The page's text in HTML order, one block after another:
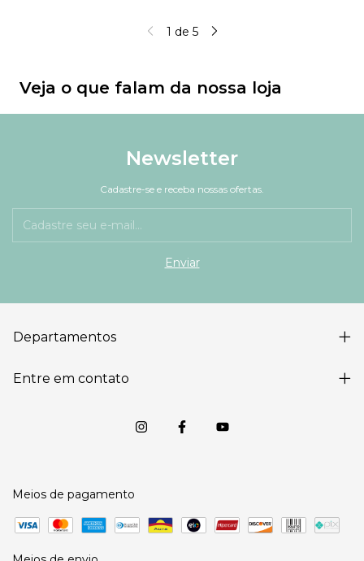
1 de 5
Veja o que falam da nossa loja
Newsletter
Cadastre-se e receba nossas ofertas.
Departamentos
Entre em contato
Meios de pagamento